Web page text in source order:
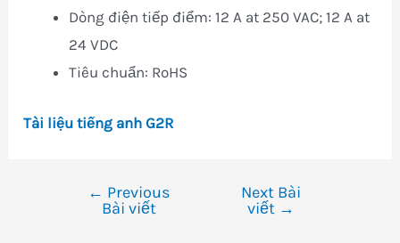
Dòng điện tiếp điểm: 12 A at 250 VAC; 12 A at
24 VDC
Tiêu chuẩn: RoHS
Tài liệu tiếng anh G2R
← Previous
Bài viết
Next Bài
viết →